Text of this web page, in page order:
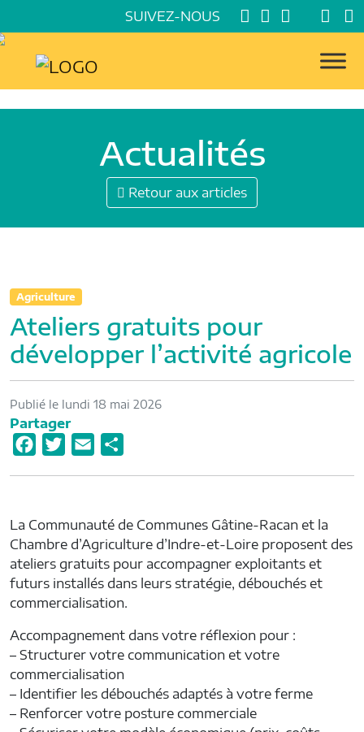
SUIVEZ-NOUS
Actualités
Retour aux articles
Agriculture
Ateliers gratuits pour
développer l’activité agricole
Publié le lundi 18 mai 2026
Partager
b
o
o
k
t
e
r
l
a
g
e
r
La Communauté de Communes Gâtine-Racan et la
Chambre d’Agriculture d’Indre-et-Loire proposent des
ateliers gratuits pour accompagner exploitants et
futurs installés dans leurs stratégie, débouchés et
commercialisation.
Accompagnement dans votre réflexion pour :
– Structurer votre communication et votre
commercialisation
– Identifier les débouchés adaptés à votre ferme
– Renforcer votre posture commerciale